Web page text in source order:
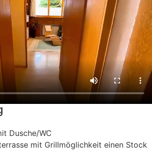
Dusche/WC
mit Grillmöglichkeit einen Stock